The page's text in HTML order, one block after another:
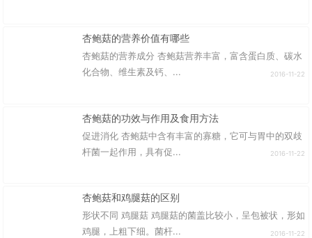
杏鲍菇的营养价值有哪些
杏鲍菇的营养成分 杏鲍菇营养丰富，富含蛋白质、碳水
化合物、维生素及钙、...
2016-11-22
杏鲍菇的功效与作用及食用方法
促进消化 杏鲍菇中含有丰富的寡糖，它可与胃中的双歧
杆菌一起作用，具有促...
2016-11-22
杏鲍菇和鸡腿菇的区别
形状不同 鸡腿菇 鸡腿菇的菌盖比较小，呈包被状，形如
鸡腿，上粗下细。菌杆...
2016-11-22